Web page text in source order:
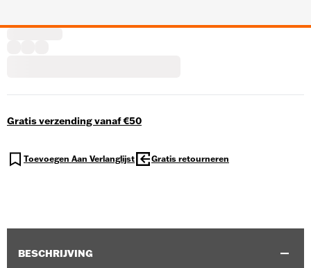
Gratis verzending vanaf €50
Toevoegen Aan Verlanglijst Gratis retourneren
BESCHRIJVING